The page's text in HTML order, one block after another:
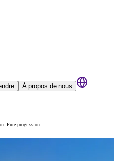
À propos de nous
Pure progression.